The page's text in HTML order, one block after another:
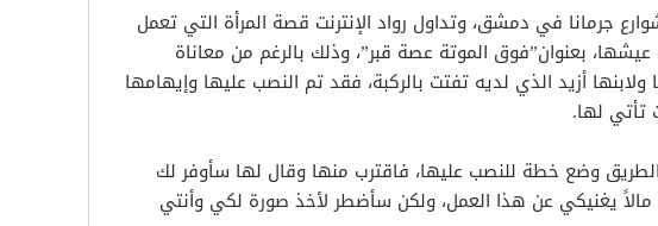
جرمانا في دمشق، وتداول رواد الإنترنت قصة المرأة التي تعمل
بعنوان”فوق الموتة عصة قبر”، وذلك بالرغم من معاناة
أزيد الذي لديه تفتت بالركبة، فقد تم النصب عليها وإيهامها
تأتي لها.
وضع خطة للنصب عليها، فاقترب منها وقال لها سأوفر لك
يغنيكي عن هذا العمل، ولكن سأضطر لأخذ صورة لكي وأنتي